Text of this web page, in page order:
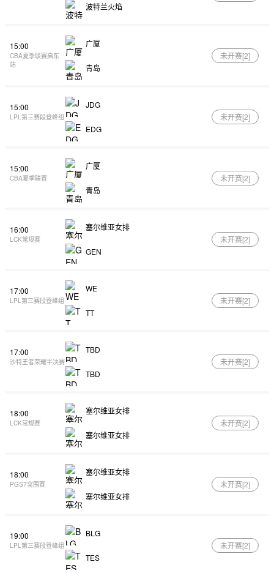
波特兰火焰
15:00
CBA夏季联赛启东
站
广厦
青岛
未开赛[2]
15:00
LPL第三赛段登峰组
JDG
EDG
未开赛[2]
15:00
CBA夏季联赛
广厦
青岛
未开赛[2]
16:00
LCK常规赛
塞尔维亚女排
GEN
未开赛[2]
17:00
LPL第三赛段登峰组
WE
TT
未开赛[2]
17:00
沙特王者荣耀半决赛
TBD
TBD
未开赛[2]
18:00
LCK常规赛
塞尔维亚女排
塞尔维亚女排
未开赛[2]
18:00
PGS7突围赛
塞尔维亚女排
塞尔维亚女排
未开赛[2]
19:00
LPL第三赛段登峰组
BLG
TES
未开赛[2]